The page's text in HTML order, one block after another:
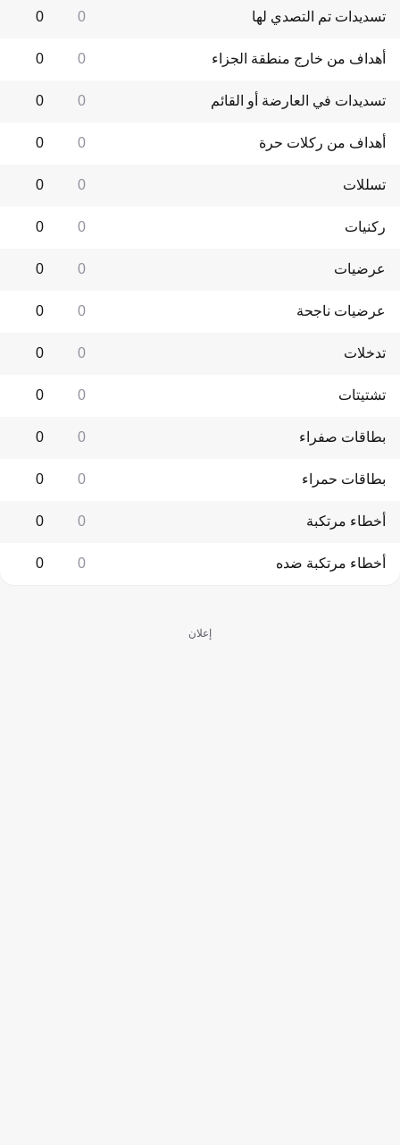
تسديدات تم التصدي لها 0
0
أهداف من خارج منطقة الجزاء 0
0
تسديدات في العارضة أو القائم 0
0
أهداف من ركلات حرة 0
0
تسللات 0
0
ركنيات 0
0
عرضيات 0
0
عرضيات ناجحة 0
0
تدخلات 0
0
تشتيتات 0
0
بطاقات صفراء 0
0
بطاقات حمراء 0
0
أخطاء مرتكبة 0
0
أخطاء مرتكبة ضده 0
0
إعلان